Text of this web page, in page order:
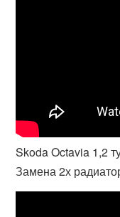
Skoda Octavia 1,2
Замена 2х